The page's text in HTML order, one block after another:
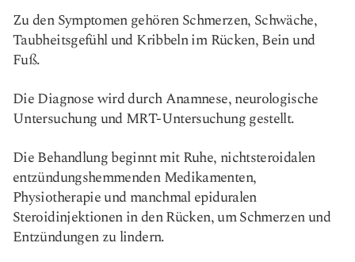
Zu den Symptomen gehören Schmerzen, Schwäche,
Taubheitsgefühl und Kribbeln im Rücken, Bein und
Fuß.
Die Diagnose wird durch Anamnese, neurologische
Untersuchung und MRT-Untersuchung gestellt.
Die Behandlung beginnt mit Ruhe, nichtsteroidalen
entzündungshemmenden Medikamenten,
Physiotherapie und manchmal epiduralen
Steroidinjektionen in den Rücken, um Schmerzen und
Entzündungen zu lindern.